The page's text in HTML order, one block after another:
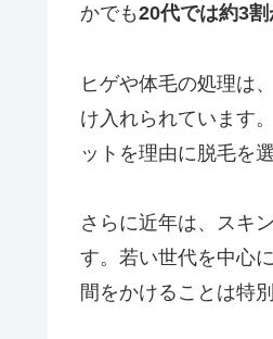
かでも20代では約3
ヒゲや体毛の処理は
け入れられています
ットを理由に脱毛を
さらに近年は、スキ
す。若い世代を中心
間をかけることは特